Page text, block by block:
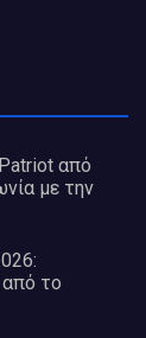
από
με την
το